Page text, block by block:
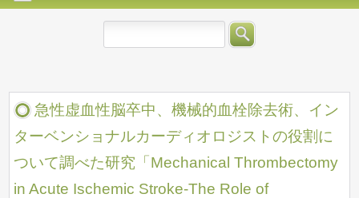
急性虚血性脳卒中、機械的血栓除去術、イン
ターベンショナルカーディオロジストの役割に
ついて調べた研究「Mechanical Thrombectomy
in Acute Ischemic Stroke-The Role of